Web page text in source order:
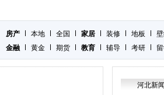
房产 本地 全国 家居 装修 地板
金融
黄金 期货 教育 辅导 考研
河北新闻